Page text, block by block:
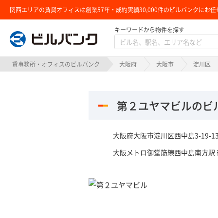
関西エリアの賃貸オフィスは創業57年・成約実績30,000件のビルバンクにお任
ビルバンク
キーワードから物件を探す
貸事務所・オフィスのビルバンク 大阪府 大阪市 淀川区
第２ユヤマビルのビ
大阪府大阪市淀川区西中島3-19-
大阪メトロ御堂筋線西中島南方駅